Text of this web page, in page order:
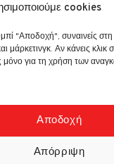
cookies
"Αποδοχή", συναινείς
μάρκετινγκ. Αν κάνεις κλικ
μόνο για τη χρήση των
Αποδοχή
Απόρριψη
- 18:00